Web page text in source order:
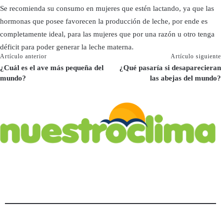
Se recomienda su consumo en mujeres que estén lactando, ya que las
hormonas que posee favorecen la producción de leche, por ende es
completamente ideal, para las mujeres que por una razón u otro tenga
déficit para poder generar la leche materna.
Artículo anterior
¿Cuál es el ave más pequeña del
mundo?
Artículo siguiente
¿Qué pasaría si desaparecieran
las abejas del mundo?